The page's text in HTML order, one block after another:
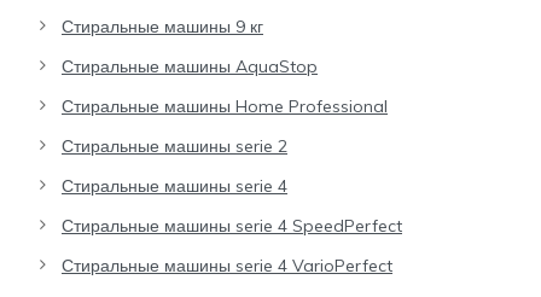
Стиральные машины 9 кг
Стиральные машины AquaStop
Стиральные машины Home Professional
Стиральные машины serie 2
Стиральные машины serie 4
Стиральные машины serie 4 SpeedPerfect
Стиральные машины serie 4 VarioPerfect